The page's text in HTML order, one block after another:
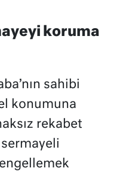
koruma
sahibi
konumuna
rekabet